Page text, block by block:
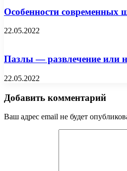
Особенности современных
22.05.2022
Пазлы — развлечение или
22.05.2022
Добавить комментарий
Ваш адрес email не будет